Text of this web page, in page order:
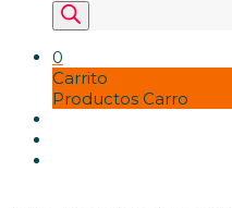
0
Carrito
Productos Carro